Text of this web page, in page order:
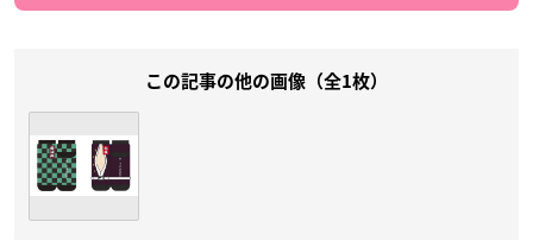
この記事の他の画像（全1枚）